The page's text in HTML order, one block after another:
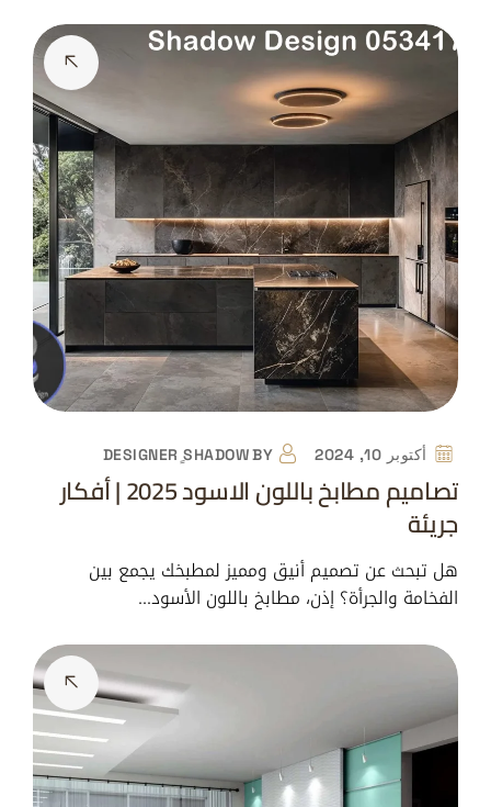
أكتوبر 10, 2024 BYDESIGNER ٍSHADOW
تصاميم مطابخ باللون الاسود 2025 | أفكار
جريئة
هل تبحث عن تصميم أنيق ومميز لمطبخك يجمع بين
الفخامة والجرأة؟ إذن، مطابخ باللون الأسود…